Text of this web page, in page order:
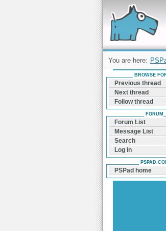
Forum can help you
find a solution with
Windows
You are here:
BROWSE
Previous thread
Next thread
Follow thread
FORUM
Forum List
Message List
Search
Log In
PSPad home